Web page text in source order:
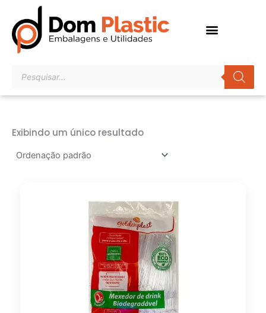
para
conteúdo
produtos
Exibindo um único resultado